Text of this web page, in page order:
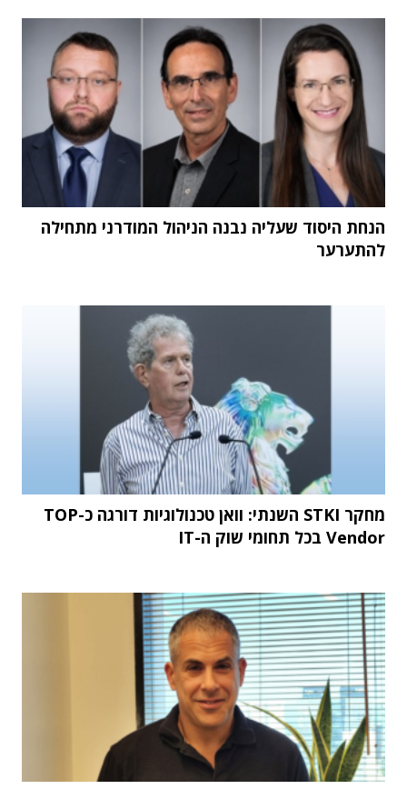
הנחת היסוד שעליה נבנה הניהול המודרני מתחילה
להתערער
מחקר STKI השנתי: וואן טכנולוגיות דורגה כ-TOP
Vendor בכל תחומי שוק ה-IT